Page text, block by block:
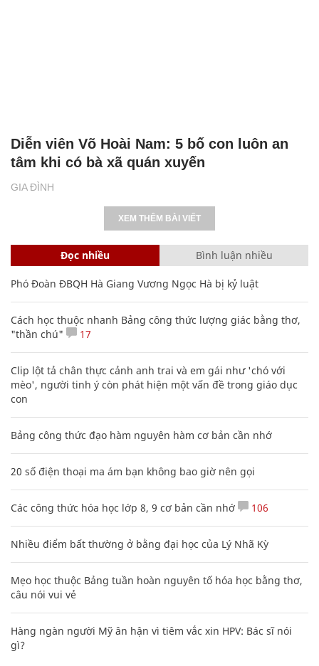
GIA ĐÌNH
Diễn viên Võ Hoài Nam: 5 bố con luôn an
tâm khi có bà xã quán xuyến
XEM THÊM BÀI VIẾT
Đọc nhiều Bình luận nhiều
Phó Đoàn ĐBQH Hà Giang Vương Ngọc Hà bị kỷ luật
Cách học thuộc nhanh Bảng công thức lượng giác bằng thơ,
"thần chú"
17
Clip lột tả chân thực cảnh anh trai và em gái như 'chó với
mèo', người tinh ý còn phát hiện một vấn đề trong giáo dục
con
Bảng công thức đạo hàm nguyên hàm cơ bản cần nhớ
20 số điện thoại ma ám bạn không bao giờ nên gọi
Các công thức hóa học lớp 8, 9 cơ bản cần nhớ 106
Nhiều điểm bất thường ở bằng đại học của Lý Nhã Kỳ
Mẹo học thuộc Bảng tuần hoàn nguyên tố hóa học bằng thơ,
câu nói vui vẻ
Hàng ngàn người Mỹ ân hận vì tiêm vắc xin HPV: Bác sĩ nói
gì?